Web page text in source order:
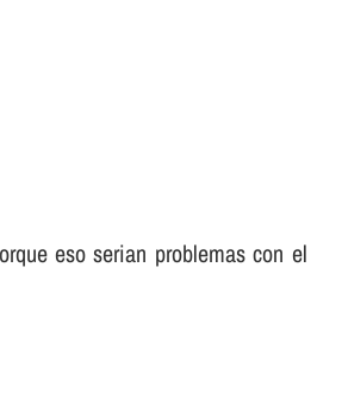
eso serian problemas con el